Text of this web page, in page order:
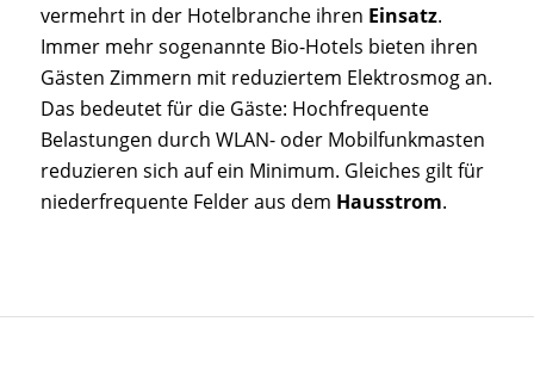
vermehrt in der Hotelbranche ihren Einsatz.
Immer mehr sogenannte Bio-Hotels bieten ihren
Gästen Zimmern mit reduziertem Elektrosmog an.
Das bedeutet für die Gäste: Hochfrequente
Belastungen durch WLAN- oder Mobilfunkmasten
reduzieren sich auf ein Minimum. Gleiches gilt für
niederfrequente Felder aus dem Hausstrom.